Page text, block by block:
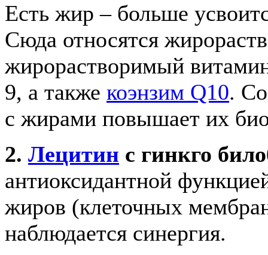
Есть жир – больше
Сюда относятся
жирорастворимый
9, а также коэнзим Q10.
с жирами повышает их
2. Лецитин с гинкго
антиоксидантной
жиров (клеточных
наблюдается синергия.